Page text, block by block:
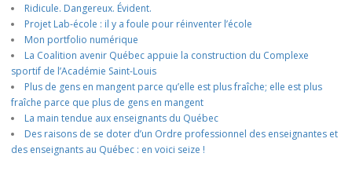
Ridicule. Dangereux. Évident.
Projet Lab-école : il y a foule pour réinventer l’école
Mon portfolio numérique
La Coalition avenir Québec appuie la construction du Complexe
sportif de l’Académie Saint-Louis
Plus de gens en mangent parce qu’elle est plus fraîche; elle est plus
fraîche parce que plus de gens en mangent
La main tendue aux enseignants du Québec
Des raisons de se doter d’un Ordre professionnel des enseignantes et
des enseignants au Québec : en voici seize !